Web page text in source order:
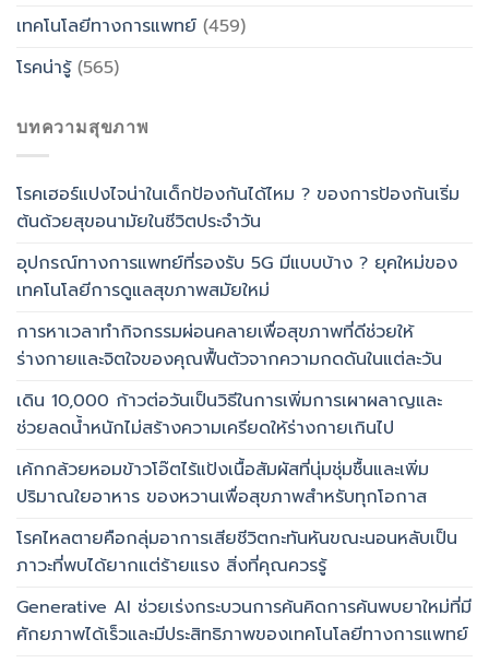
เทคโนโลยีทางการแพทย์ (459)
โรคน่ารู้(565)
บทความสุขภาพ
โรคเฮอร์แปงไจน่าในเด็กป้องกันได้ไหม ? ของการป้องกันเริ่ม
ต้นด้วยสุขอนามัยในชีวิตประจำวัน
อุปกรณ์ทางการแพทย์ที่รองรับ 5G มีแบบบ้าง ? ยุคใหม่ของ
เทคโนโลยีการดูแลสุขภาพสมัยใหม่
การหาเวลาทำกิจกรรมผ่อนคลายเพื่อสุขภาพที่ดีช่วยให้
ร่างกายและจิตใจของคุณฟื้นตัวจากความกดดันในแต่ละวัน
เดิน 10,000 ก้าวต่อวันเป็นวิธีในการเพิ่มการเผาผลาญและ
ช่วยลดน้ำหนักไม่สร้างความเครียดให้ร่างกายเกินไป
เค้กกล้วยหอมข้าวโอ๊ตไร้แป้งเนื้อสัมผัสที่นุ่มชุ่มชื้นและเพิ่ม
ปริมาณใยอาหาร ของหวานเพื่อสุขภาพสำหรับทุกโอกาส
โรคไหลตายคือกลุ่มอาการเสียชีวิตกะทันหันขณะนอนหลับเป็น
ภาวะที่พบได้ยากแต่ร้ายแรง สิ่งที่คุณควรรู้
Generative AI ช่วยเร่งกระบวนการค้นคิดการค้นพบยาใหม่ที่มี
ศักยภาพได้เร็วและมีประสิทธิภาพของเทคโนโลยีทางการแพทย์